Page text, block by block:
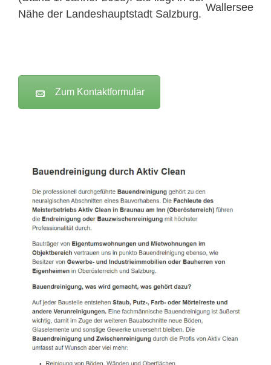
Nähe der Landeshauptstadt Salzburg.
Zum Kontaktformular